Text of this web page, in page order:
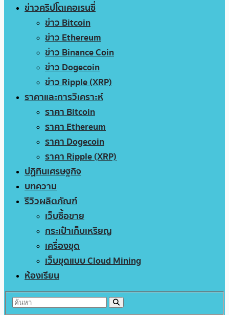
ข่าวคริปโตเคอเรนซี่
ข่าว Bitcoin
ข่าว Ethereum
ข่าว Binance Coin
ข่าว Dogecoin
ข่าว Ripple (XRP)
ราคาและการวิเคราะห์
ราคา Bitcoin
ราคา Ethereum
ราคา Dogecoin
ราคา Ripple (XRP)
ปฏิทินเศรษฐกิจ
บทความ
รีวิวผลิตภัณฑ์
เว็บซื้อขาย
กระเป๋าเก็บเหรียญ
เครื่องขุด
เว็บขุดแบบ Cloud Mining
ห้องเรียน